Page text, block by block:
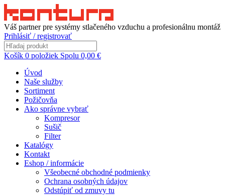
Váš partner pre systémy stlačeného vzduchu a profesionálnu montáž
Prihlásiť / registrovať
Košík 0 položiek Spolu 0,00 €
Úvod
Naše služby
Sortiment
Požičovňa
Ako správne vybrať
Kompresor
Sušič
Filter
Katalógy
Kontakt
Eshop / informácie
Všeobecné obchodné podmienky
Ochrana osobných údajov
Odstúpiť od zmuvy tu